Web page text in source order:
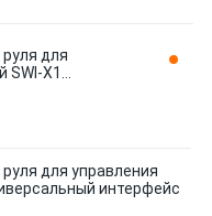
для
SWI-X1
для штатных
для управления
интерфейс